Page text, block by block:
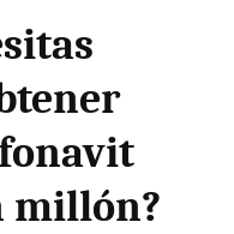
millón?